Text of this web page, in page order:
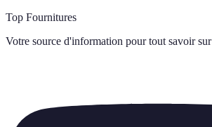
Top Fournitures
Votre source d'information pour tout savoir sur